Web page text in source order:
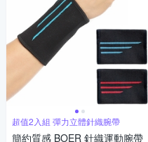
超值2入組 彈力立體針織腕帶
簡約質感 BOER 針織運動腕帶